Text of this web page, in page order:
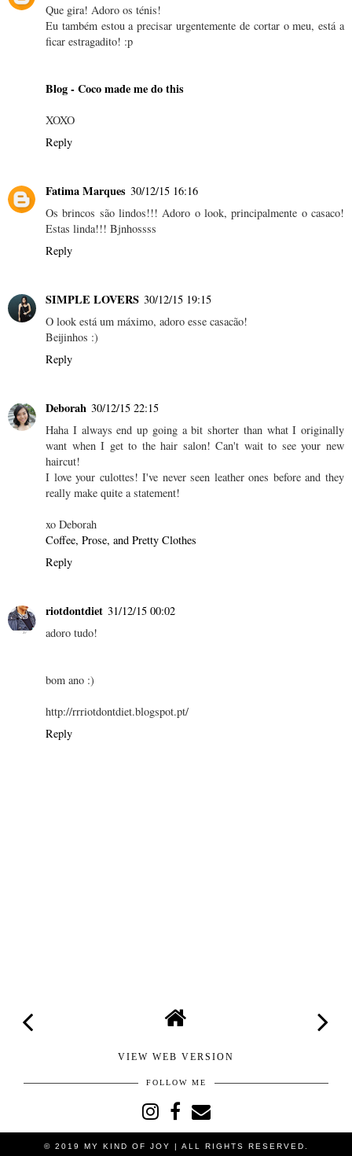
Que gira! Adoro os ténis!
Eu também estou a precisar urgentemente de cortar o meu, está a
ficar estragadito! :p
Blog - Coco made me do this
XOXO
Reply
Fatima Marques 30/12/15 16:16
Os brincos são lindos!!! Adoro o look, principalmente o casaco!
Estas linda!!! Bjnhossss
Reply
SIMPLE LOVERS 30/12/15 19:15
O look está um máximo, adoro esse casacão!
Beijinhos :)
Reply
Deborah 30/12/15 22:15
Haha I always end up going a bit shorter than what I originally
want when I get to the hair salon! Can't wait to see your new
haircut!
I love your culottes! I've never seen leather ones before and they
really make quite a statement!
xo Deborah
Coffee, Prose, and Pretty Clothes
Reply
riotdontdiet 31/12/15 00:02
adoro tudo!
bom ano :)
http://rrriotdontdiet.blogspot.pt/
Reply
VIEW WEB VERSION
FOLLOW ME
© 2019 MY KIND OF JOY | ALL RIGHTS RESERVED.